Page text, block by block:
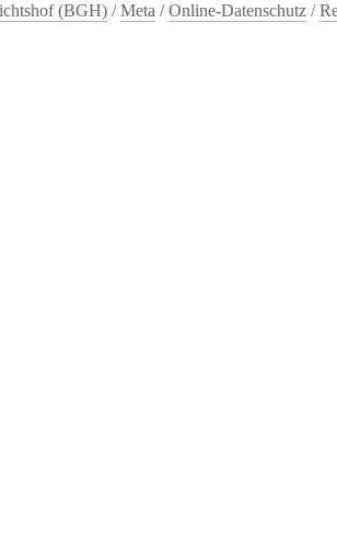
(BGH) /Meta /Online-Datenschutz /